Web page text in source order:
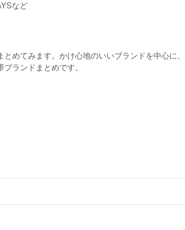
など
とめてみます。かけ心地のいいブランドを中心に、
ランドまとめです。